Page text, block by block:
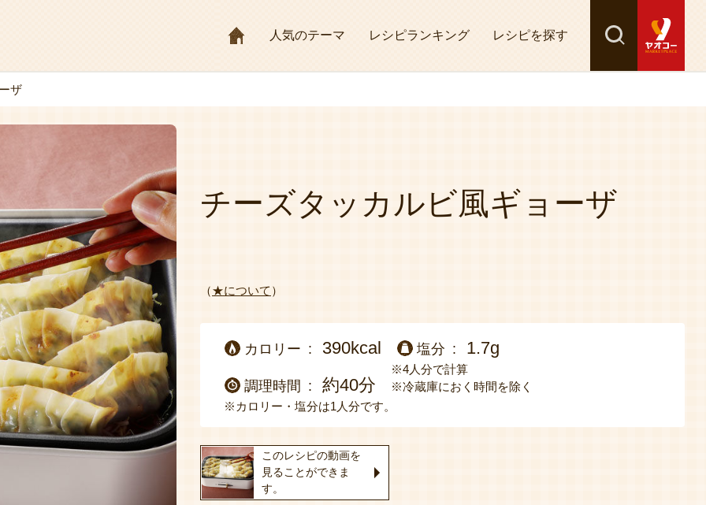
HOME人気のテーマ レシピランキング レシピを探す 検索
探す
ザ
チーズタッカルビ風ギョーザ
（★について ）
カロリー 390kcal 塩分 1.7g
調理時間 約40分
※4人分で計算
※冷蔵庫におく時間を除く
※カロリー・塩分は1人分です。
このレシピの動画を
見ることができま
す。